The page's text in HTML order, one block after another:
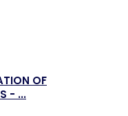
OF
- ...